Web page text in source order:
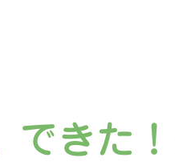
できた！